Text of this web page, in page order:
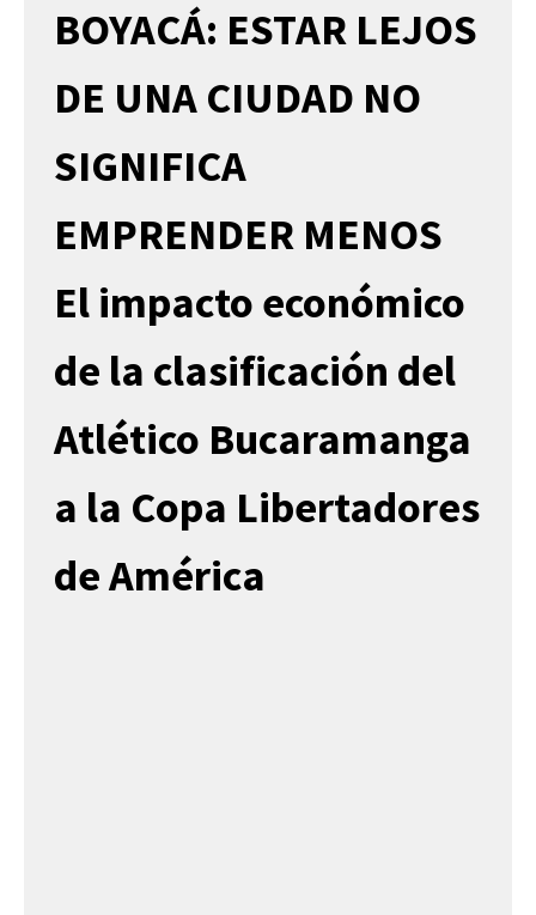
BOYACÁ: ESTAR LEJOS
DE UNA CIUDAD NO
SIGNIFICA
EMPRENDER MENOS
El impacto económico
de la clasificación del
Atlético Bucaramanga
a la Copa Libertadores
de América